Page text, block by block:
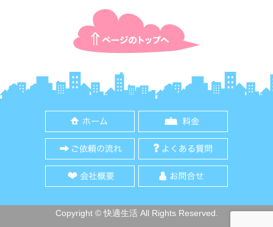
ご依頼の流れ
会社概要
Copyright © 快適生活 All Rights Reserved.